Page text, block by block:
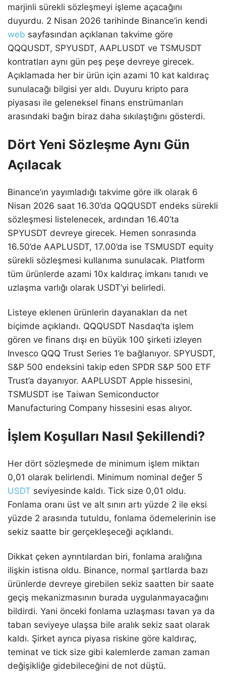
marjinli sürekli sözleşmeyi işleme açacağını
duyurdu. 2 Nisan 2026 tarihinde Binance’in kendi
web sayfasından açıklanan takvime göre
QQQUSDT, SPYUSDT, AAPLUSDT ve TSMUSDT
kontratları aynı gün peş peşe devreye girecek.
Açıklamada her bir ürün için azami 10 kat kaldıraç
sunulacağı bilgisi yer aldı. Duyuru kripto para
piyasası ile geleneksel finans enstrümanları
arasındaki bağın biraz daha sıkılaştığını gösterdi.
Dört Yeni Sözleşme Aynı Gün
Açılacak
Binance’ın yayımladığı takvime göre ilk olarak 6
Nisan 2026 saat 16.30’da QQQUSDT endeks sürekli
sözleşmesi listelenecek, ardından 16.40’ta
SPYUSDT devreye girecek. Hemen sonrasında
16.50’de AAPLUSDT, 17.00’da ise TSMUSDT equity
sürekli sözleşmesi kullanıma sunulacak. Platform
tüm ürünlerde azami 10x kaldıraç imkanı tanıdı ve
uzlaşma varlığı olarak USDT’yi belirledi.
Listeye eklenen ürünlerin dayanakları da net
biçimde açıklandı. QQQUSDT Nasdaq’ta işlem
gören ve finans dışı en büyük 100 şirketi izleyen
Invesco QQQ Trust Series 1’e bağlanıyor. SPYUSDT,
S&P 500 endeksini takip eden SPDR S&P 500 ETF
Trust’a dayanıyor. AAPLUSDT Apple hissesini,
TSMUSDT ise Taiwan Semiconductor
Manufacturing Company hissesini esas alıyor.
İşlem Koşulları Nasıl Şekillendi?
Her dört sözleşmede de minimum işlem miktarı
0,01 olarak belirlendi. Minimum nominal değer 5
USDT seviyesinde kaldı. Tick size 0,01 oldu.
Fonlama oranı üst ve alt sınırı artı yüzde 2 ile eksi
yüzde 2 arasında tutuldu, fonlama ödemelerinin ise
sekiz saatte bir gerçekleşeceği açıklandı.
Dikkat çeken ayrıntılardan biri, fonlama aralığına
ilişkin istisna oldu. Binance, normal şartlarda bazı
ürünlerde devreye girebilen sekiz saatten bir saate
geçiş mekanizmasının burada uygulanmayacağını
bildirdi. Yani önceki fonlama uzlaşması tavan ya da
taban seviyeye ulaşsa bile aralık sekiz saat olarak
kaldı. Şirket ayrıca piyasa riskine göre kaldıraç,
teminat ve tick size gibi kalemlerde zaman zaman
değişikliğe gidebileceğini de not düştü.